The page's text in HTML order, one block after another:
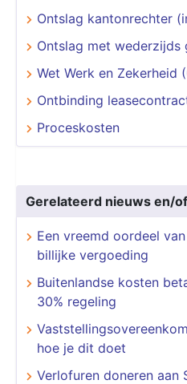
Ontslag kantonrechter
Ontslag met wederzijds
Wet Werk en Zekerheid
Ontbinding
Proceskosten
Gerelateerd nieuws en/
Een vreemd oordeel
billijke vergoeding
Buitenlandse kosten
30% regeling
hoe je dit doet
Verlofuren doneren aan